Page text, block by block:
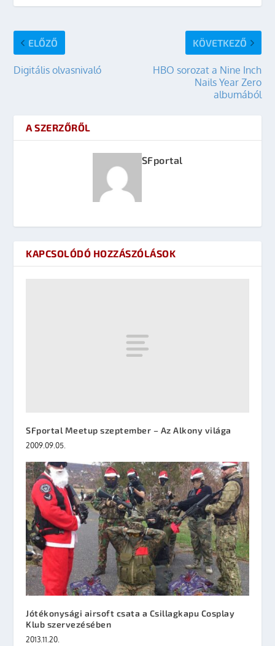
ELŐZŐ
Digitális olvasnivaló
KÖVETKEZŐ
HBO sorozat a Nine Inch
Nails Year Zero
albumából
A SZERZŐRŐL
SFportal
KAPCSOLÓDÓ HOZZÁSZÓLÁSOK
SFportal Meetup szeptember – Az Alkony világa
2009.09.05.
Jótékonysági airsoft csata a Csillagkapu Cosplay
Klub szervezésében
2013.11.20.